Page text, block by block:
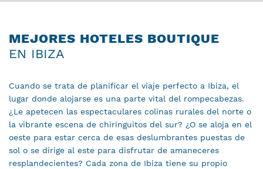
MEJORES HOTELES BOUTIQUE
EN IBIZA
Cuando se trata de planificar el viaje perfecto a Ibiza, el
lugar donde alojarse es una parte vital del rompecabezas.
¿Le apetecen las espectaculares colinas rurales del norte o
la vibrante escena de chiringuitos del sur? ¿O se aloja en el
oeste para estar cerca de esas deslumbrantes puestas de
sol o se dirige al este para disfrutar de amaneceres
resplandecientes? Cada zona de Ibiza tiene su propio